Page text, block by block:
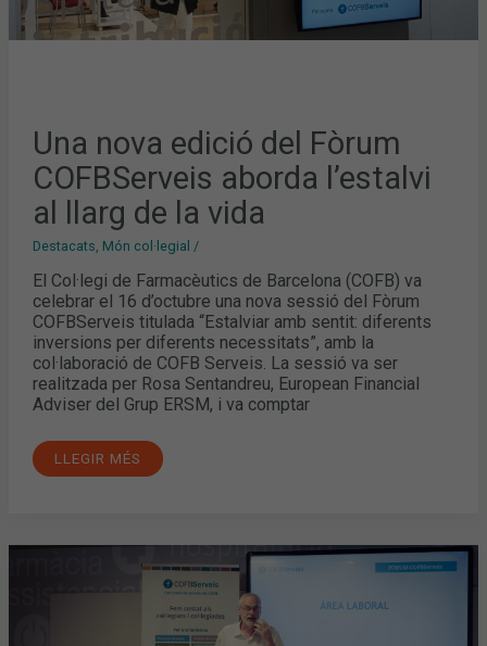
Una nova edició del Fòrum
COFBServeis aborda l’estalvi
al llarg de la vida
Destacats Món col·legial /
El Col·legi de Farmacèutics de Barcelona (COFB) va
celebrar el 16 d’octubre una nova sessió del Fòrum
COFBServeis titulada “Estalviar amb sentit: diferents
inversions per diferents necessitats”, amb la
col·laboració de COFB Serveis. La sessió va ser
realitzada per Rosa Sentandreu, European Financial
Adviser del Grup ERSM, i va comptar
LLEGIR MÉS
ACTUALITZACIÓ
COMPRAVENDA